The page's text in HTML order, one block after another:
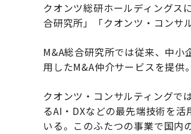
クオンツ総研ホールディングス
合研究所」「クオンツ・コンサ
M&A総合研究所では従来、中
用したM&A仲介サービスを提供。
クオンツ・コンサルティングで
るAI・DXなどの最先端技術を
いる。このふたつの事業で国内